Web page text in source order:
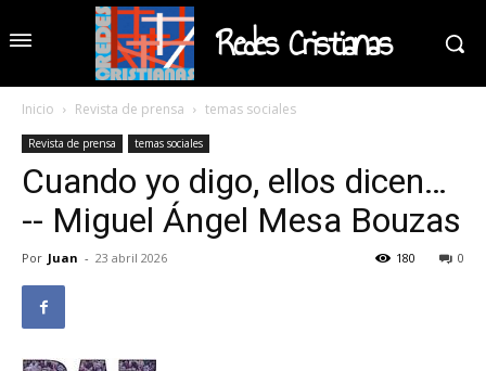
Redes Cristianas
Inicio Revista de prensa temas sociales
Revista de prensa temas sociales
Cuando yo digo, ellos dicen…
-- Miguel Ángel Mesa Bouzas
Por Juan - 23 abril 2026 0
180